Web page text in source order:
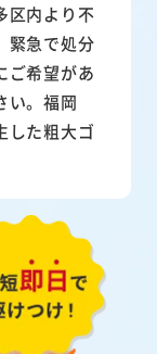
区内より不
緊急で処分
ご希望があ
い。福岡
した粗大ゴ